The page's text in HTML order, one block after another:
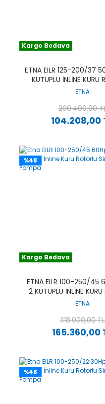
Kargo Bedava
ETNA EILR 125-200/37
KUTUPLU İNLINE KURU
SIRKÜLASYON
ETNA
104.208,00
200.400,00
%48
Kargo Bedava
ETNA EILR 100-250/45
2 KUTUPLU İNLINE
SIRKÜLASYON
ETNA
165.360,00
318.000,00 TL
%48